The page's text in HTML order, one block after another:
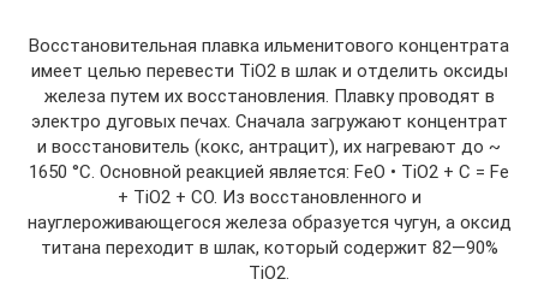
Восстановительная плавка ильменитового концентрата
имеет целью перевести TiO2 в шлак и отделить оксиды
железа путем их восстановления. Плавку проводят в
электро дуговых печах. Сначала загружают концентрат
и восстановитель (кокс, антрацит), их нагревают до ~
1650 °С. Основной реакцией является: FeO • TiO2 + С = Fe
+ TiO2 + CO. Из восстановленного и
науглероживающегося железа образуется чугун, а оксид
титана переходит в шлак, который содержит 82—90%
TiO2.